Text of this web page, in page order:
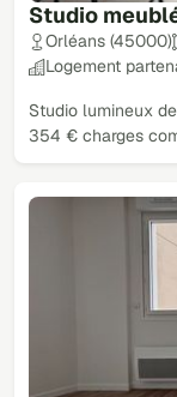
Studio
Orléans (45000)
Logement
Studio lumineux
354 € charges